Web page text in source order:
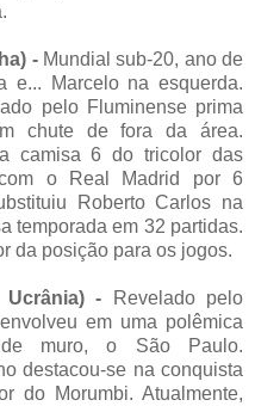
-Mundial sub-20, ano de
e... Marcelo na esquerda.
pelo Fluminense prima
chute de fora da área.
camisa 6 do tricolor das
o Real Madrid por 6
Roberto Carlos na
temporada em 32 partidas.
da posição para os jogos.
Ucrânia) - Revelado pelo
em uma polêmica
muro, o São Paulo.
destacou-se na conquista
do Morumbi. Atualmente,